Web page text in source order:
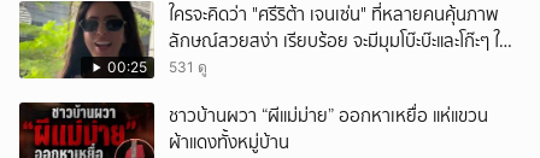
00:25
ใครจะคิดว่า "ศรีริต้า เจนเซ่น" ที่หลายคนคุ้นภาพ
ลักษณ์สวยสง่า เรียบร้อย จะมีมุมโบ๊ะบ๊ะและโก๊ะๆ ให้
ได้อมยิ้มเหมือนกัน งานนี้ทำเอาแฟนๆ ทั้งเอ็นดูทั้ง
531 ดู
ชาวบ้านผวา “ผีแม่ม่าย” ออกหาเหยื่อ แห่แขวน
ผ้าแดงทั้งหมู่บ้าน